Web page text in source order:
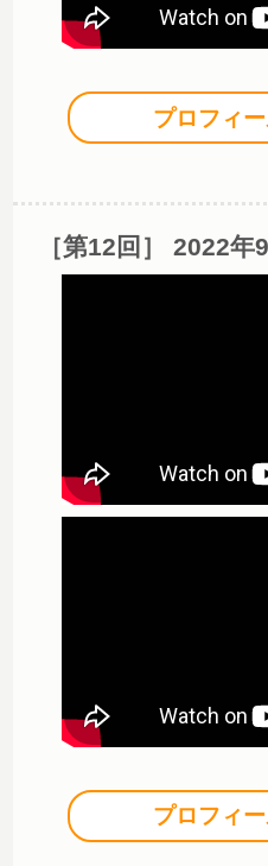
プロフィ
［第12回］ 2022年
プロフィ